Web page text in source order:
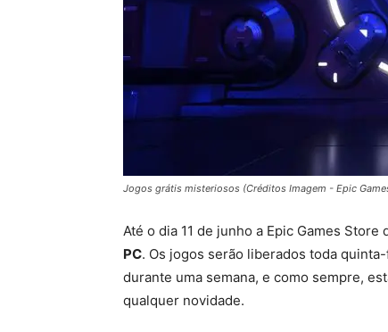
Jogos grátis misteriosos (Créditos Imagem - Epic
Até o dia 11 de junho a Epic Games Store
PC. Os jogos serão liberados toda
durante uma semana, e como sempre,
qualquer novidade.